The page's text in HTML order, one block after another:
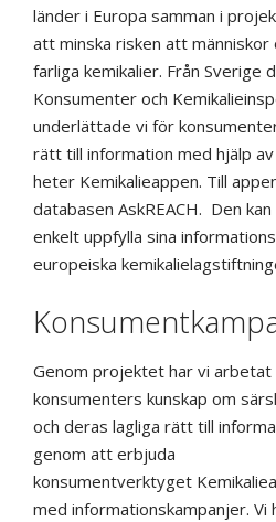
länder i Europa samman i
att minska risken att
farliga kemikalier. Från Sverige
Konsumenter och
underlättade vi för
rätt till information med hjälp av
heter Kemikalieappen. Till
databasen AskREACH. Den kan
enkelt uppfylla sina
europeiska
Genom projektet har vi
konsumenters kunskap om
och deras lagliga rätt till
genom att erbjuda
konsumentverktyget
med informationskampanjer. Vi